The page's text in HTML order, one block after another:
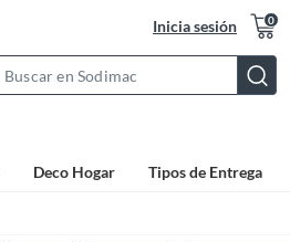
Inicia sesión 0
Bar
Deco Hogar Tipos de Entrega